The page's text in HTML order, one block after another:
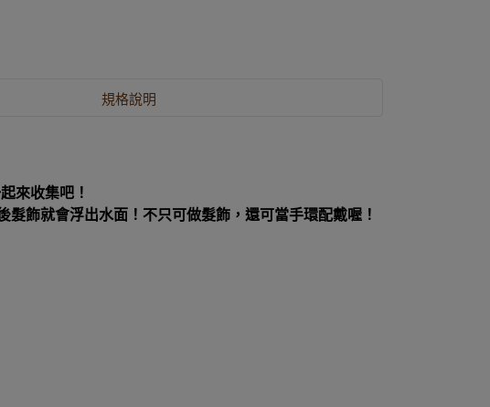
規格說明
來收集吧！
飾就會浮出水面！不只可做髮飾，還可當手環配戴喔！